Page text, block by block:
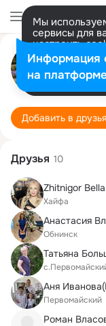
Мы
сервисы для
настроить
Разрешить
Добавить в друзья
Друзья 10
Zhitnigor Bella
Хайфа
Анастасия
Обнинск
Татьяна
Аня
Первомайский
Роман
Информация
на